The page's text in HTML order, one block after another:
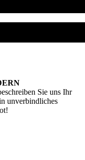
Sie uns Ihr
unverbindliches